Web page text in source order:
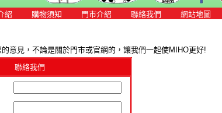
紹 購物須知 門市介紹 聯絡我們 網站地圖
意見，不論是關於門市或官網的，讓我們一起使MIHO更好!
聯絡我們